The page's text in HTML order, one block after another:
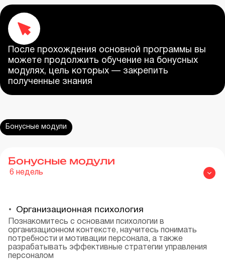
После прохождения основной программы вы
можете продолжить обучение на бонусных
модулях, цель которых — закрепить
полученные знания
Бонусные модули
Бонусные модули
6 недель
Организационная психология
Познакомитесь с основами психологии в
организационном контексте, научитесь понимать
потребности и мотивации персонала, а также
разрабатывать эффективные стратегии управления
персоналом